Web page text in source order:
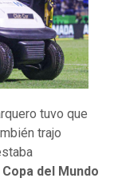
tuvo que
trajo
del Mundo